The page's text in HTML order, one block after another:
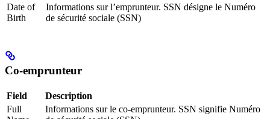
Date of
Birth
Informations sur l’emprunteur. SSN désigne le Numéro
de sécurité sociale (SSN)
Co-emprunteur
Field
Description
Full
Informations sur le co-emprunteur. SSN signifie Numéro